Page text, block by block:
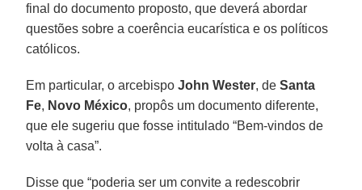
final do documento proposto, que deverá abordar
questões sobre a coerência eucarística e os políticos
católicos.
Em particular, o arcebispoJohn Wester, deSanta
Fe, Novo México, propôs um documento diferente,
que ele sugeriu que fosse intitulado “Bem-vindos de
volta à casa”.
Disse que “poderia ser um convite a redescobrir